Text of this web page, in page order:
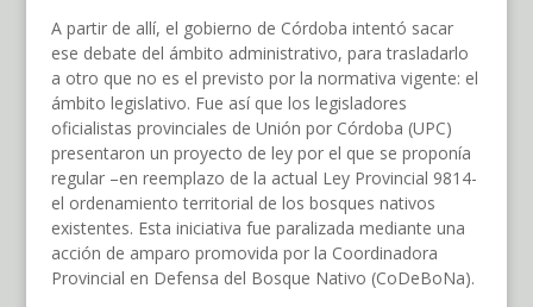
A partir de allí, el gobierno de Córdoba intentó sacar
ese debate del ámbito administrativo, para trasladarlo
a otro que no es el previsto por la normativa vigente: el
ámbito legislativo. Fue así que los legisladores
oficialistas provinciales de Unión por Córdoba (UPC)
presentaron un proyecto de ley por el que se proponía
regular –en reemplazo de la actual Ley Provincial 9814-
el ordenamiento territorial de los bosques nativos
existentes. Esta iniciativa fue paralizada mediante una
acción de amparo promovida por la Coordinadora
Provincial en Defensa del Bosque Nativo (CoDeBoNa).